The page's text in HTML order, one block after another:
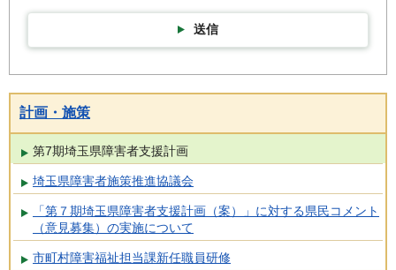
送信
計画・施策
第7期埼玉県障害者支援計画
埼玉県障害者施策推進協議会
「第７期埼玉県障害者支援計画（案）」に対する県民コメント
（意見募集）の実施について
市町村障害福祉担当課新任職員研修